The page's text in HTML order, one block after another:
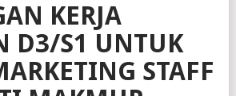
KERJA
D3/S1 UNTUK
STAFF